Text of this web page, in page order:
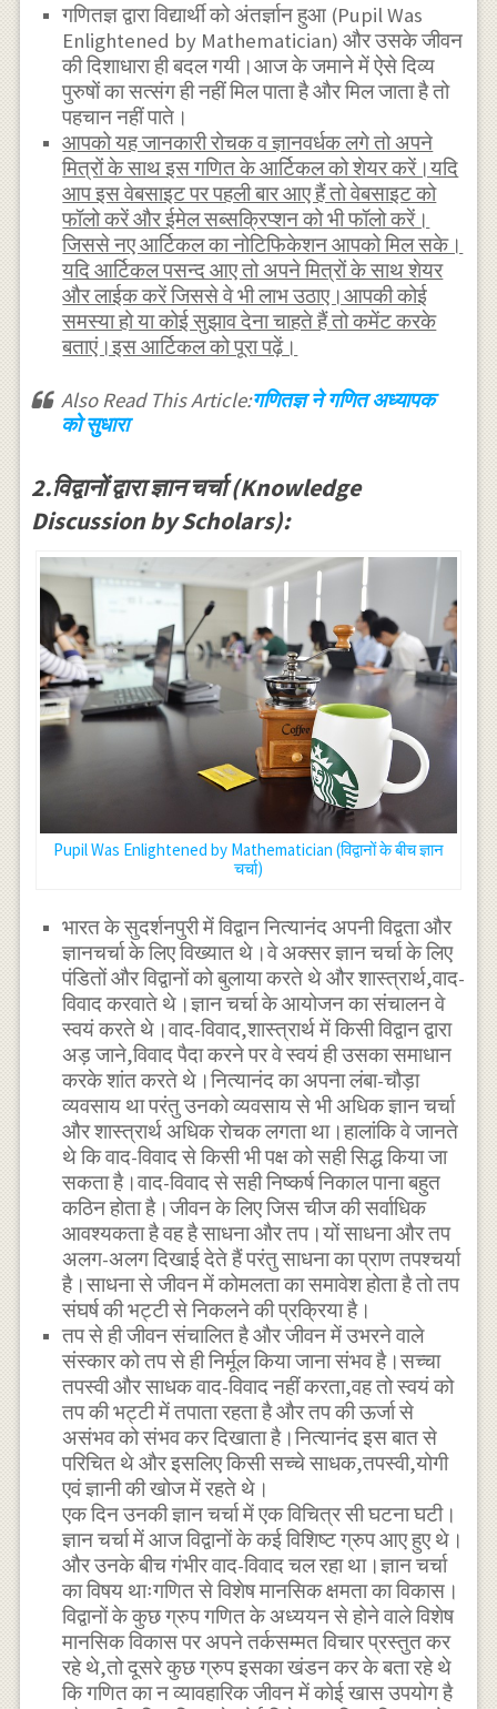
गणितज्ञ द्वारा विद्यार्थी को अंतर्ज्ञान हुआ (Pupil Was
Enlightened by Mathematician) और उसके जीवन
की दिशाधारा ही बदल गयी।आज के जमाने में ऐसे दिव्य
पुरुषों का सत्संग ही नहीं मिल पाता है और मिल जाता है तो
पहचान नहीं पाते।
आपको यह जानकारी रोचक व ज्ञानवर्धक लगे तो अपने
मित्रों के साथ इस गणित के आर्टिकल को शेयर करें।यदि
आप इस वेबसाइट पर पहली बार आए हैं तो वेबसाइट को
फॉलो करें और ईमेल सब्सक्रिप्शन को भी फॉलो करें।
जिससे नए आर्टिकल का नोटिफिकेशन आपको मिल सके।
यदि आर्टिकल पसन्द आए तो अपने मित्रों के साथ शेयर
और लाईक करें जिससे वे भी लाभ उठाए।आपकी कोई
समस्या हो या कोई सुझाव देना चाहते हैं तो कमेंट करके
बताएं।इस आर्टिकल को पूरा पढ़ें।
Also Read This Article:गणितज्ञ ने गणित अध्यापक
को सुधारा
2.विद्वानों द्वारा ज्ञान चर्चा (Knowledge
Discussion by Scholars):
Pupil Was Enlightened by Mathematician (विद्वानों के बीच ज्ञान
चर्चा)
भारत के सुदर्शनपुरी में विद्वान नित्यानंद अपनी विद्वता और
ज्ञानचर्चा के लिए विख्यात थे।वे अक्सर ज्ञान चर्चा के लिए
पंडितों और विद्वानों को बुलाया करते थे और शास्त्रार्थ,वाद-
विवाद करवाते थे।ज्ञान चर्चा के आयोजन का संचालन वे
स्वयं करते थे।वाद-विवाद,शास्त्रार्थ में किसी विद्वान द्वारा
अड़ जाने,विवाद पैदा करने पर वे स्वयं ही उसका समाधान
करके शांत करते थे।नित्यानंद का अपना लंबा-चौड़ा
व्यवसाय था परंतु उनको व्यवसाय से भी अधिक ज्ञान चर्चा
और शास्त्रार्थ अधिक रोचक लगता था।हालांकि वे जानते
थे कि वाद-विवाद से किसी भी पक्ष को सही सिद्ध किया जा
सकता है।वाद-विवाद से सही निष्कर्ष निकाल पाना बहुत
कठिन होता है।जीवन के लिए जिस चीज की सर्वाधिक
आवश्यकता है वह है साधना और तप।यों साधना और तप
अलग-अलग दिखाई देते हैं परंतु साधना का प्राण तपश्चर्या
है।साधना से जीवन में कोमलता का समावेश होता है तो तप
संघर्ष की भट्टी से निकलने की प्रक्रिया है।
तप से ही जीवन संचालित है और जीवन में उभरने वाले
संस्कार को तप से ही निर्मूल किया जाना संभव है।सच्चा
तपस्वी और साधक वाद-विवाद नहीं करता,वह तो स्वयं को
तप की भट्टी में तपाता रहता है और तप की ऊर्जा से
असंभव को संभव कर दिखाता है।नित्यानंद इस बात से
परिचित थे और इसलिए किसी सच्चे साधक,तपस्वी,योगी
एवं ज्ञानी की खोज में रहते थे।
एक दिन उनकी ज्ञान चर्चा में एक विचित्र सी घटना घटी।
ज्ञान चर्चा में आज विद्वानों के कई विशिष्ट ग्रुप आए हुए थे।
और उनके बीच गंभीर वाद-विवाद चल रहा था।ज्ञान चर्चा
का विषय थाःगणित से विशेष मानसिक क्षमता का विकास।
विद्वानों के कुछ ग्रुप गणित के अध्ययन से होने वाले विशेष
मानसिक विकास पर अपने तर्कसम्मत विचार प्रस्तुत कर
रहे थे,तो दूसरे कुछ ग्रुप इसका खंडन कर के बता रहे थे
कि गणित का न व्यावहारिक जीवन में कोई खास उपयोग है